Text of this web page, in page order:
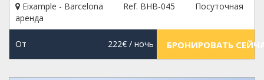
Eixample - Barcelona
Ref. BHB-045
Посуточная
аренда
От 222€/ ночь БРОНИРОВАТЬ